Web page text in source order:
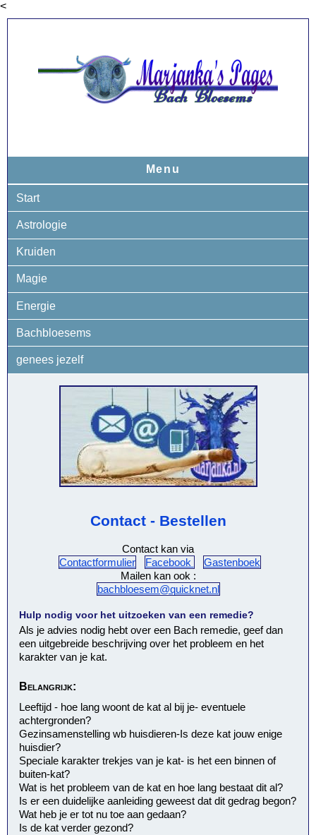
<
Menu
Start
Astrologie
Kruiden
Magie
Energie
Bachbloesems
genees jezelf
Contact - Bestellen
Contact kan via
Contactformulier
Facebook
Gastenboek
Mailen kan ook :
bachbloesem@quicknet.nl
Hulp nodig voor het uitzoeken van een remedie?
Als je advies nodig hebt over een Bach remedie, geef dan
een uitgebreide beschrijving over het probleem en het
karakter van je kat.
Belangrijk:
Leeftijd - hoe lang woont de kat al bij je- eventuele
achtergronden?
Gezinsamenstelling wb huisdieren-Is deze kat jouw enige
huisdier?
Speciale karakter trekjes van je kat- is het een binnen of
buiten-kat?
Wat is het probleem van de kat en hoe lang bestaat dit al?
Is er een duidelijke aanleiding geweest dat dit gedrag begon?
Wat heb je er tot nu toe aan gedaan?
Is de kat verder gezond?